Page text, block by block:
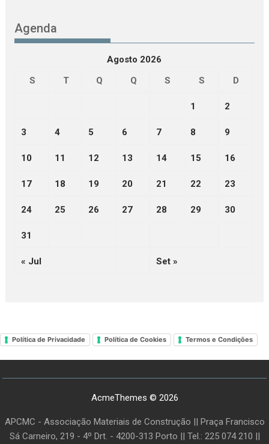
Agenda
Agosto 2026
S
T Q Q S S D
1 2
3 4 5 6 7 8 9
10 11 12 13 14 15 16
17 18 19 20 21 22 23
24 25 26 27 28 29 30
31
« Jul Set »
Política de Privacidade Política de Cookies Termos e Condições
AcmeThemes © 2026
APCMC - Associação Materiais de Construção || Praça Francisco
Sá Carneiro, 219 - 4º Drt. - 4200-313 Porto || Tel.: 225 074 210 ||